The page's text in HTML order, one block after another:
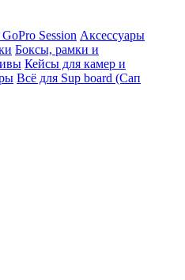
Session Аксессуары
Боксы, рамки и
Кейсы для камер и
Всё для Sup board (Сап